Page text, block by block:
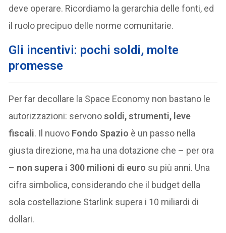
deve operare. Ricordiamo la gerarchia delle fonti, ed
il ruolo precipuo delle norme comunitarie.
Gli incentivi: pochi soldi, molte
promesse
Per far decollare la Space Economy non bastano le
autorizzazioni: servonosoldi, strumenti, leve
fiscali. Il nuovo Fondo Spazio è un passo nella
giusta direzione, ma ha una dotazione che – per ora
– non supera i 300 milioni di euro su più anni. Una
cifra simbolica, considerando che il budget della
sola costellazione Starlink supera i 10 miliardi di
dollari.